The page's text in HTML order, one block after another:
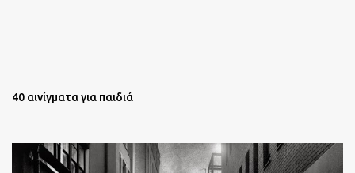
40 αινίγματα για παιδιά